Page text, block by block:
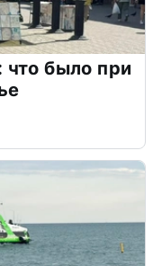
было при